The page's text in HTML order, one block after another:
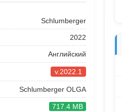
Schlumberger
2022
Английский
v.2022.1
Schlumberger OLGA
717.4 MB